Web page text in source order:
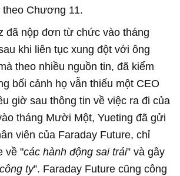
Chương 11.
đã nộp đơn từ chức vào tháng
khi liên tục xung đột với ông
theo nhiều nguồn tin, đã kiểm
bối cảnh họ vẫn thiếu một CEO
giờ sau thông tin về việc ra đi của
tháng Mười Một, Yueting đã gửi
viên của Faraday Future, chỉ
về "các hành động sai trái” và gây
ty”. Faraday Future cũng công